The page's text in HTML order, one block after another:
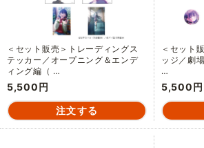
＜セット販売＞トレーディングス
テッカー／オープニング＆エンデ
ィング編（ …
5,500円
＜セット
ッジ／劇
…
5,500円